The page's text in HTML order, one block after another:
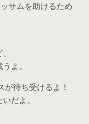
サムを助けるため
よ。
待ち受けるよ！
だよ。